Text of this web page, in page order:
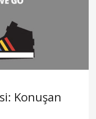
Konuşan